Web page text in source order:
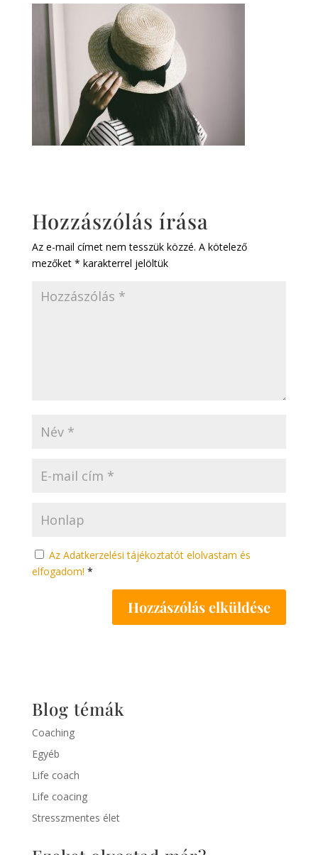
Hozzászólás írása
Az e-mail címet nem tesszük közzé. A kötelező
mezőket * karakterrel jelöltük
Az Adatkerzelési tájékoztatót elolvastam és
elfogadom! *
Blog témák
Coaching
Egyéb
Life coach
Life coacing
Stresszmentes élet